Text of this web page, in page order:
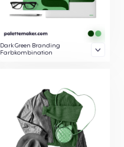
Dark Green Branding
Farbkombination